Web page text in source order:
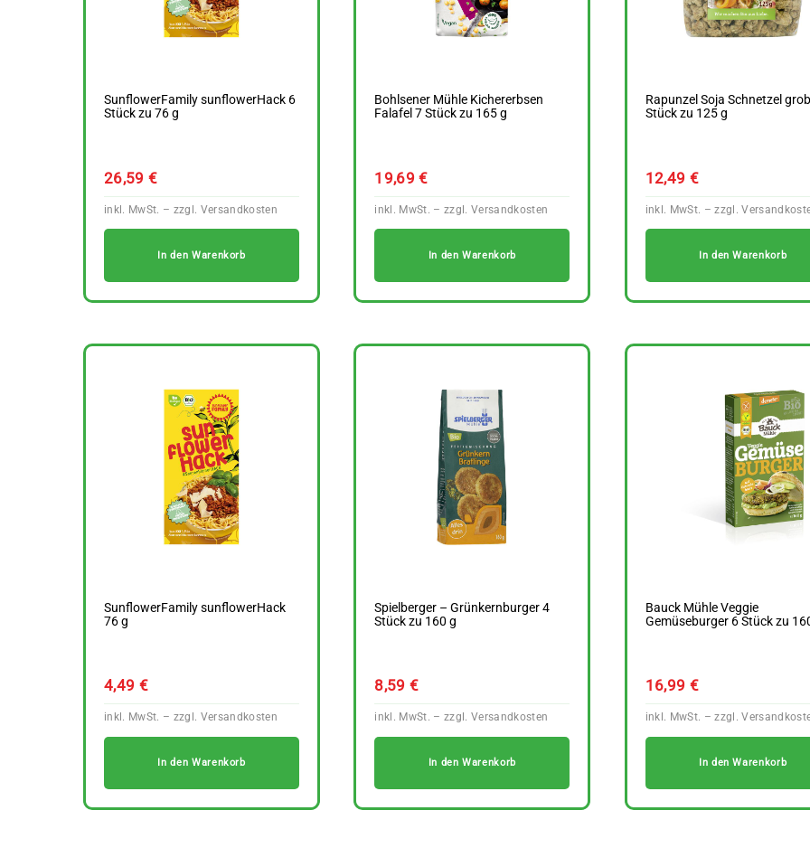
SunflowerFamily sunflowerHack 6
Stück zu 76 g
26,59€
In den Warenkorb
Bohlsener Mühle Kichererbsen
Falafel 7 Stück zu 165 g
19,69€
In den Warenkorb
Rapunzel Soja Schnetzel
Stück zu 125 g
12,49 €
In den Warenkorb
SunflowerFamily sunflowerHack
76 g
4,49 €
In den Warenkorb
Spielberger – Grünkernburger 4
Stück zu 160 g
8,59 €
In den Warenkorb
Bauck Mühle Veggie
Gemüseburger 6 Stück zu
16,99 €
In den Warenkorb